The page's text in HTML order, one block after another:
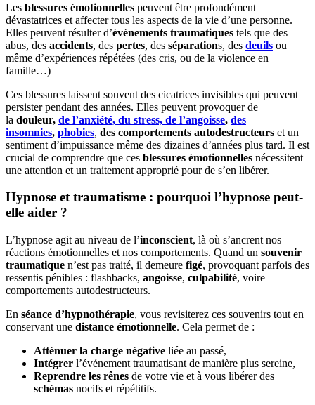
Les blessures émotionnelles peuvent être profondément
dévastatrices et affecter tous les aspects de la vie d’une personne.
Elles peuvent résulter d’événements traumatiques tels que des
abus, des accidents, des pertes, des séparations, des deuils ou
même d’expériences répétées (des cris, ou de la violence en
famille…)
Ces blessures laissent souvent des cicatrices invisibles qui peuvent
persister pendant des années. Elles peuvent provoquer de
la douleur, de l’anxiété, du stress, de l’angoisse, des
insomnies, phobies, des comportements autodestructeurs et un
sentiment d’impuissance même des dizaines d’années plus tard. Il est
crucial de comprendre que ces blessures émotionnelles nécessitent
une attention et un traitement approprié pour de s’en libérer.
Hypnose et traumatisme : pourquoi l’hypnose peut-
elle aider ?
L’hypnose agit au niveau de l’inconscient, là où s’ancrent nos
réactions émotionnelles et nos comportements. Quand un souvenir
traumatique n’est pas traité, il demeure figé, provoquant parfois des
ressentis pénibles : flashbacks, angoisse, culpabilité, voire
comportements autodestructeurs.
En séance d’hypnothérapie, vous revisiterez ces souvenirs tout en
conservant une distance émotionnelle. Cela permet de :
Atténuer la charge négative liée au passé,
Intégrer l’événement traumatisant de manière plus sereine,
Reprendre les rênes de votre vie et à vous libérer des
schémas nocifs et répétitifs.